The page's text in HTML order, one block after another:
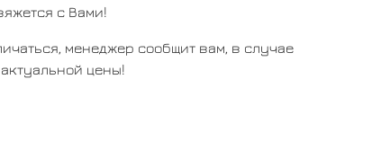
с Вами!
менеджер сообщит вам, в случае
цены!